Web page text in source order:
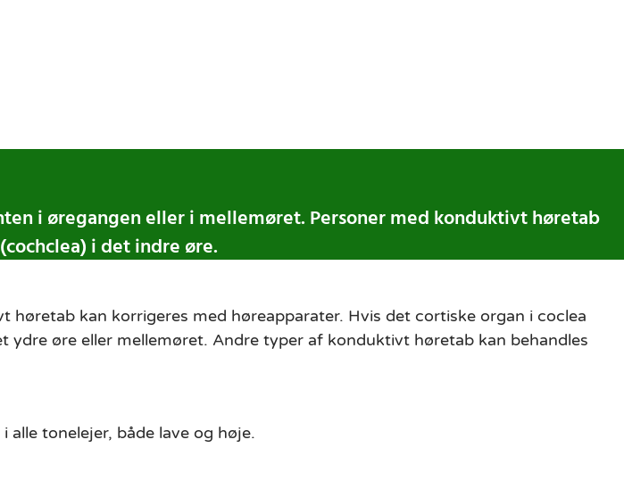
i øregangen eller i mellemøret. Personer med konduktivt høretab
i det indre øre.
kan korrigeres med høreapparater. Hvis det cortiske organ i coclea
øre eller mellemøret. Andre typer af konduktivt høretab kan behandles
tonelejer, både lave og høje.